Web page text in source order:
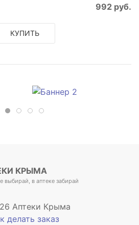
992 руб.
КУПИТЬ
КРЫМА
выбирай, в аптеке забирай
Аптеки Крыма
делать заказ